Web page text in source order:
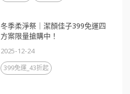
冬季柔淨祭｜潔顏佳子399免運四
方案限量搶購中！
2025-12-24
399免運_43折起